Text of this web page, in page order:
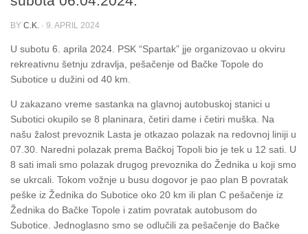
BY C.K. · 9. APRIL 2024
U subotu 6. aprila 2024. PSK “Spartak” jje organizovao u okviru
rekreativnu šetnju zdravlja, pešačenje od Bačke Topole do
Subotice u dužini od 40 km.
U zakazano vreme sastanka na glavnoj autobuskoj stanici u
Subotici okupilo se 8 planinara, četiri dame i četiri muška. Na
našu žalost prevoznik Lasta je otkazao polazak na redovnoj liniji u
07.30. Naredni polazak prema Bačkoj Topoli bio je tek u 12 sati. U
8 sati imali smo polazak drugog prevoznika do Žednika u koji smo
se ukrcali. Tokom vožnje u busu dogovor je pao plan B povratak
peške iz Žednika do Subotice oko 20 km ili plan C pešačenje iz
Žednika do Bačke Topole i zatim povratak autobusom do
Subotice. Jednoglasno smo se odlučili za pešačenje do Bačke